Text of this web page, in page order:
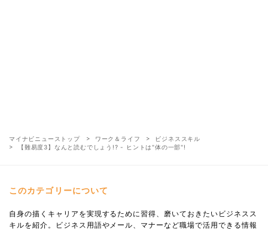
マイナビニューストップ ワーク＆ライフ
ビジネススキル
【難易度3】なんと読むでしょう!? - ヒントは"体の一部"!
このカテゴリーについて
自身の描くキャリアを実現するために習得、磨いておきたいビジネスス
キルを紹介。ビジネス用語やメール、マナーなど職場で活用できる情報